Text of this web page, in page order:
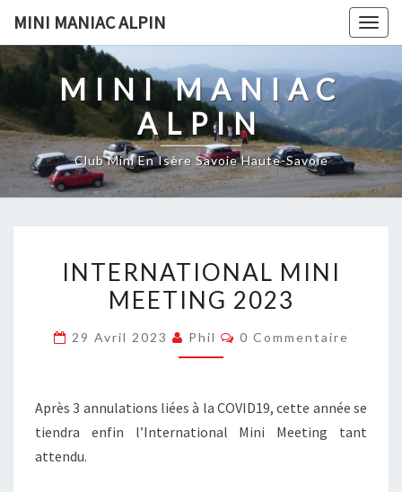
content
MINI MANIAC ALPIN
MINI MANIAC
ALPIN
Club Mini En Isère Savoie Haute-Savoie
MINI
MEETING
INTERNATIONAL MINI
MEETING 2023
29 Avril 2023 Phil Commentaires
0 Commentaire
Après 3 annulations liées à la COVID19, cette année se
tiendra enfin l’International Mini Meeting tant
attendu.